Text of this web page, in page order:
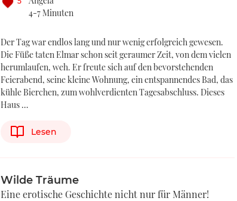
4-7 Minuten
Der Tag war endlos lang und nur wenig erfolgreich gewesen.
Die Füße taten Elmar schon seit geraumer Zeit, von dem vielen
herumlaufen, weh. Er freute sich auf den bevorstehenden
Feierabend, seine kleine Wohnung, ein entspannendes Bad, das
kühle Bierchen, zum wohlverdienten Tagesabschluss. Dieses
Haus …
Lesen
Wilde Träume
Eine erotische Geschichte nicht nur für Männer!